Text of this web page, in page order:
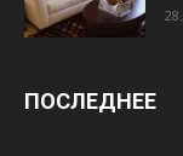
ПОСЛЕДНЕЕ